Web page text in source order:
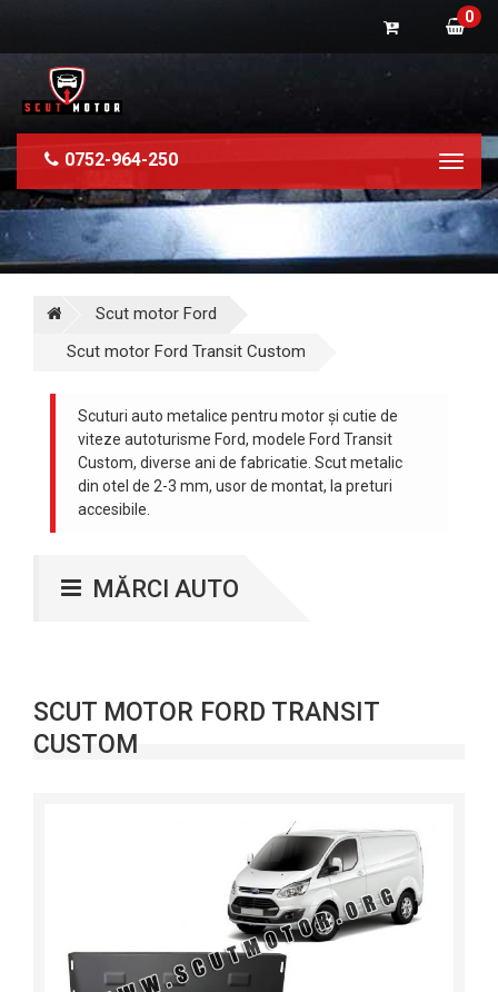
0
0752-964-250
Scut motor Ford
Scut motor Ford Transit Custom
Scuturi auto metalice pentru motor și cutie de
viteze autoturisme Ford, modele Ford Transit
Custom, diverse ani de fabricatie. Scut metalic
din otel de 2-3 mm, usor de montat, la preturi
accesibile.
MĂRCI AUTO
SCUT MOTOR FORD TRANSIT
CUSTOM